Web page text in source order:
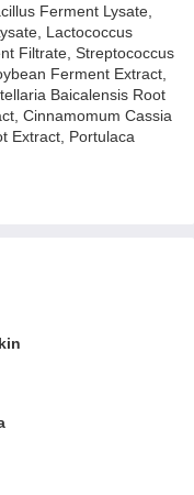
Ferment Lysate,
Lactococcus
Filtrate, Streptococcus
Ferment Extract,
Baicalensis Root
Cinnamomum Cassia
Extract, Portulaca